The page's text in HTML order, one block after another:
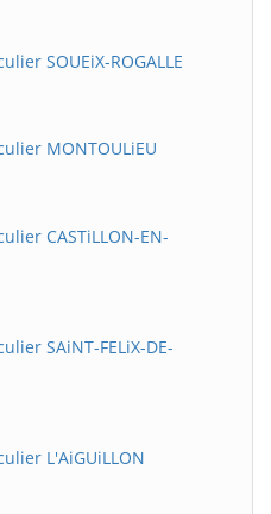
SOUEiX-ROGALLE
MONTOULiEU
CASTiLLON-EN-
SAiNT-FELiX-DE-
L'AiGUiLLON